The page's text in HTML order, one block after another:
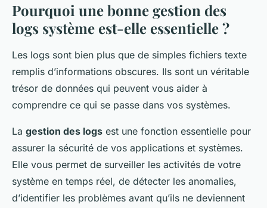
Pourquoi une bonne gestion des
logs système est-elle essentielle ?
Les logs sont bien plus que de simples fichiers texte
remplis d’informations obscures. Ils sont un véritable
trésor de données qui peuvent vous aider à
comprendre ce qui se passe dans vos systèmes.
La gestion des logs est une fonction essentielle pour
assurer la sécurité de vos applications et systèmes.
Elle vous permet de surveiller les activités de votre
système en temps réel, de détecter les anomalies,
d’identifier les problèmes avant qu’ils ne deviennent